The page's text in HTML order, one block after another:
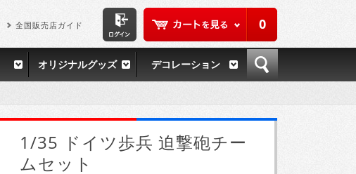
0
全国販売店ガイド
オリジナルグッズ デコレーション
1/35 ドイツ歩兵 迫撃砲チー
ムセット